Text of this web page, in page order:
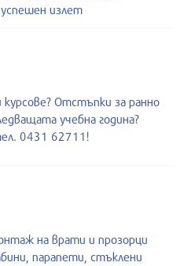
излет
Отстъпки за ранно
учебна година?
0431 62711!
на врати и прозорци
парапети, стъклени